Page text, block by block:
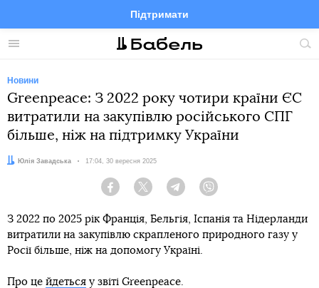
Меню
Підтримати
FacebookTelegramTwitter
Новини
Greenpeace: З 2022 року чотири країни ЄС
витратили на закупівлю російського СПГ
більше, ніж на підтримку України
Автор:Юлія Завадська Дата:
17:04, 30 вересня 2025
Facebook Twitter Telegram
З 2022 по 2025 рік Франція, Бельгія, Іспанія та Нідерланди
витратили на закупівлю скрапленого природного газу у
Росії більше, ніж на допомогу Україні.
Про це йдеться у звіті Greenpeace.